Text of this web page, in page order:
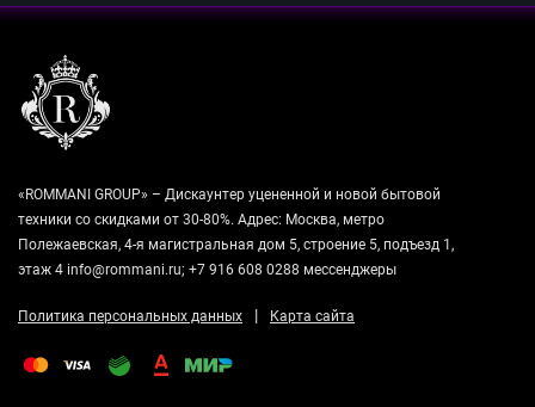
«ROMMANI GROUP» – Дискаунтер уцененной и новой бытовой
техники со скидками от 30-80%. Адрес: Москва, метро
Полежаевская, 4-я магистральная дом 5, строение 5, подъезд 1,
этаж 4 info@rommani.ru; +7 916 608 0288 мессенджеры
Политика персональных данных | Карта сайта